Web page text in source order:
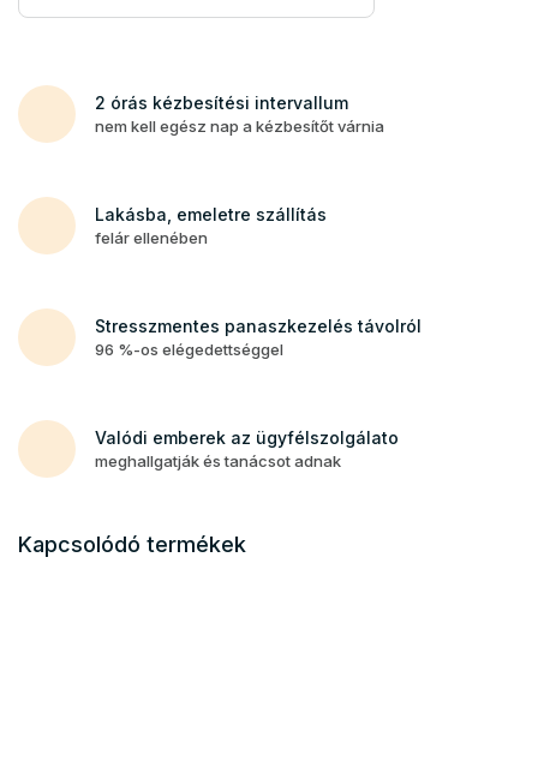
2 órás kézbesítési intervallum
nem kell egész nap a kézbesítőt várnia
Lakásba, emeletre szállítás
felár ellenében
Stresszmentes panaszkezelés távolról
96 %-os elégedettséggel
Valódi emberek az ügyfélszolgálato
meghallgatják és tanácsot adnak
Kapcsolódó termékek